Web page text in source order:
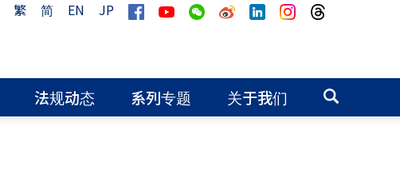
繁 简 EN
JP
法规动态 系列专题 关于我们